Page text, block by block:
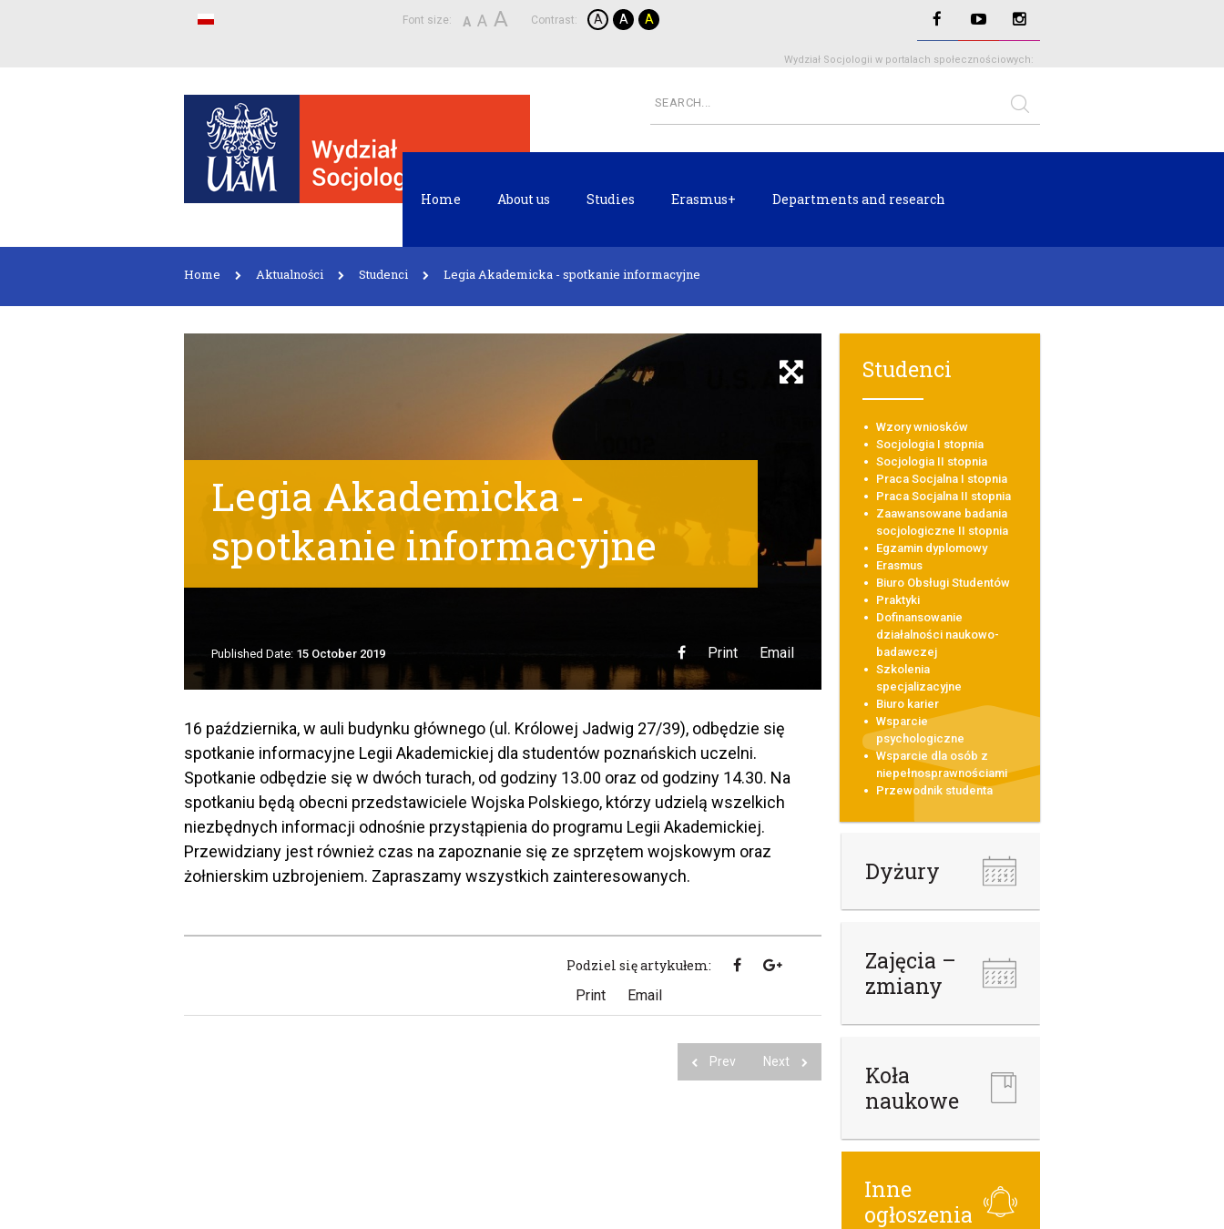
Font size: A A A Contrast: A A A
Wydział Socjologii w portalach społecznościowych:
Home About us Studies Erasmus+ Departments and research
Home Aktualności Studenci Legia Akademicka - spotkanie informacyjne
Legia Akademicka -
spotkanie informacyjne
Print Email
Published Date: 15 October 2019
16 października, w auli budynku głównego (ul. Królowej Jadwig 27/39), odbędzie się
spotkanie informacyjne Legii Akademickiej dla studentów poznańskich uczelni.
Spotkanie odbędzie się w dwóch turach, od godziny 13.00 oraz od godziny 14.30. Na
spotkaniu będą obecni przedstawiciele Wojska Polskiego, którzy udzielą wszelkich
niezbędnych informacji odnośnie przystąpienia do programu Legii Akademickiej.
Przewidziany jest również czas na zapoznanie się ze sprzętem wojskowym oraz
żołnierskim uzbrojeniem. Zapraszamy wszystkich zainteresowanych.
Podziel się artykułem:
Print
Email
Prev Next
Studenci
Wzory wniosków
Socjologia I stopnia
Socjologia II stopnia
Praca Socjalna I stopnia
Praca Socjalna II stopnia
Zaawansowane badania
socjologiczne II stopnia
Egzamin dyplomowy
Erasmus
Biuro Obsługi Studentów
Praktyki
Dofinansowanie
działalności naukowo-
badawczej
Szkolenia
specjalizacyjne
Biuro karier
Wsparcie
psychologiczne
Wsparcie dla osób z
niepełnosprawnościami
Przewodnik studenta
Dyżury
Zajęcia –
zmiany
Koła
naukowe
Inne
ogłoszenia